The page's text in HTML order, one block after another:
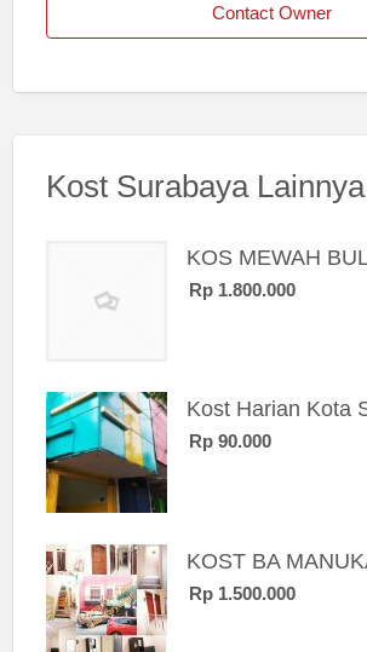
Contact Owner
Kost Surabaya Lainnya
KOS MEWAH
Rp 1.800.000
Rp 90.000
KOST BA
Rp 1.500.000